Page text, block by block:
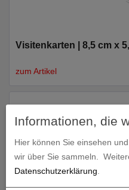
Visitenkarten | 8,5 cm x
zum Artikel
Informationen, die
Hier können Sie einsehen
wir über Sie sammeln.
Datenschutzerklärung